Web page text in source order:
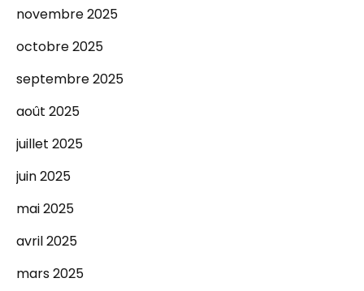
novembre 2025
octobre 2025
septembre 2025
août 2025
juillet 2025
juin 2025
mai 2025
avril 2025
mars 2025